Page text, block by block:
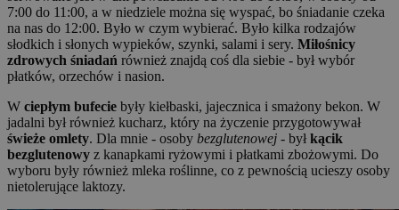
7:00 do 11:00, a w niedziele można się wyspać, bo śniadanie czeka
na nas do 12:00. Było w czym wybierać. Było kilka rodzajów
słodkich i słonych wypieków, szynki, salami i sery. Miłośnicy
zdrowych śniadań również znajdą coś dla siebie - był wybór
płatków, orzechów i nasion.
W ciepłym bufecie były kiełbaski, jajecznica i smażony bekon. W
jadalni był również kucharz, który na życzenie przygotowywał
świeże omlety. Dla mnie - osoby bezglutenowej - byłkącik
bezglutenowy z kanapkami ryżowymi i płatkami zbożowymi. Do
wyboru były również mleka roślinne, co z pewnością ucieszy osoby
nietolerujące laktozy.